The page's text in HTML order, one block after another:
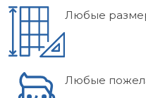
Любые
Любые